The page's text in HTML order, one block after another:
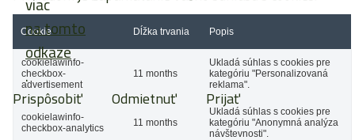
na tomto
odkaze
.
Prispôsobiť Odmietnuť Prijať
Cookie Dĺžka trvania Popis
cookielawinfo-
checkbox-
advertisement
11 months
Ukladá súhlas s cookies pre
kategóriu "Personalizovaná
reklama".
cookielawinfo-
checkbox-analytics
11 months
Ukladá súhlas s cookies pre
kategóriu "Anonymná analýza
návštevnosti".